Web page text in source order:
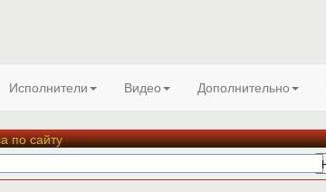
Исполнители Видео Дополнительно
по сайту